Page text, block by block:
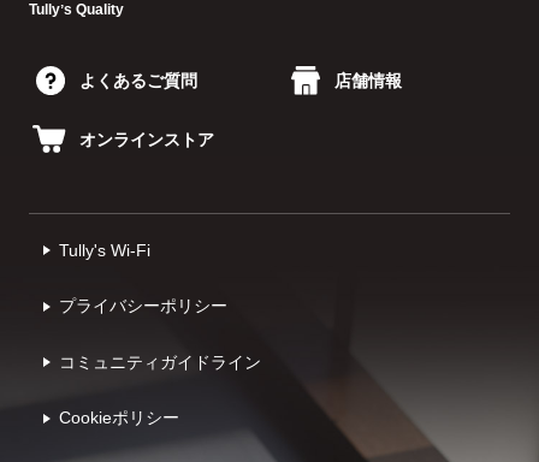
Tullyʼs Quality
よくあるご質問 店舗情報
オンラインストア
Tully's Wi-Fi
プライバシーポリシー
コミュニティガイドライン
Cookieポリシー